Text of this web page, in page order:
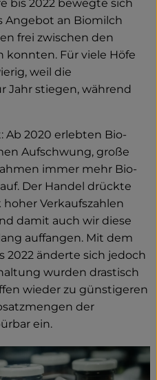
bis 2022 bewegte sich
Angebot an Biomilch
frei zwischen den
konnten. Für viele Höfe
weil die
Jahr stiegen, während
Ab 2020 erlebten Bio-
Aufschwung, große
immer mehr Bio-
Der Handel drückte
hoher Verkaufszahlen
damit auch wir diese
auffangen. Mit dem
2022 änderte sich jedoch
wurden drastisch
wieder zu günstigeren
der
ein.